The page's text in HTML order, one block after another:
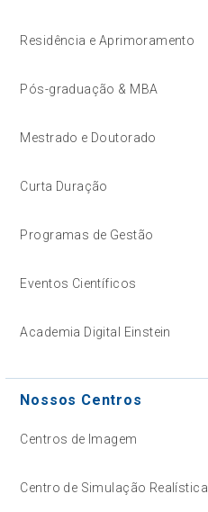
Residência e Aprimoramento
Pós-graduação & MBA
Mestrado e Doutorado
Curta Duração
Programas de Gestão
Eventos Científicos
Academia Digital Einstein
Nossos Centros
Centros de Imagem
Centro de Simulação Realística